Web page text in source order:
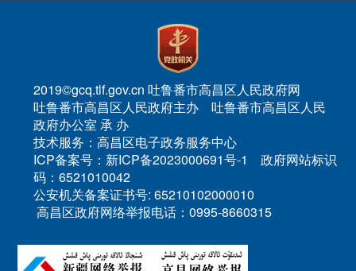
2019©gcq.tlf.gov.cn 吐鲁番市高昌区人民政府网
吐鲁番市高昌区人民政府主办 吐鲁番市高昌区人民
政府办公室 承 办
技术服务：高昌区电子政务服务中心
ICP备案号：新ICP备2023000691号-1 政府网站标识
码：6521010042
公安机关备案证书号: 65210102000010
高昌区政府网络举报电话：0995-8660315